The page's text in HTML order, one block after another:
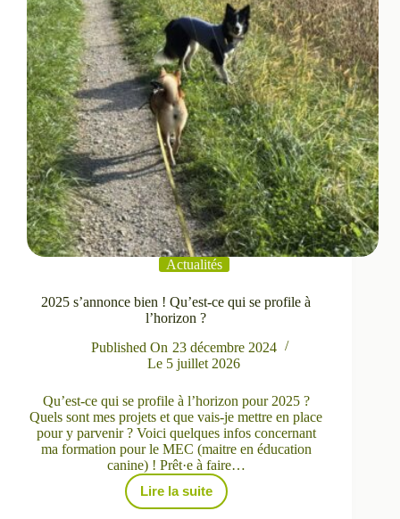
Actualités
2025 s’annonce bien ! Qu’est-ce qui se profile à
l’horizon ?
Published On 23 décembre 2024
Le 5 juillet 2026
Qu’est-ce qui se profile à l’horizon pour 2025 ?
Quels sont mes projets et que vais-je mettre en place
pour y parvenir ? Voici quelques infos concernant
ma formation pour le MEC (maitre en éducation
canine) ! Prêt·e à faire…
Lire la suite
2025
s’annonce